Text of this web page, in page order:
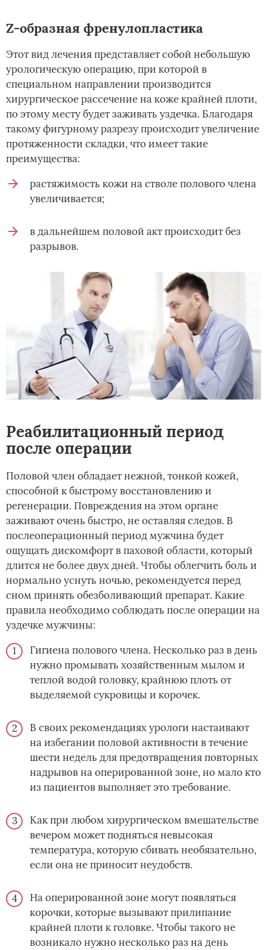
Z-образная френулопластика
Этот вид лечения представляет собой небольшую
урологическую операцию, при которой в
специальном направлении производится
хирургическое рассечение на коже крайней плоти,
по этому месту будет заживать уздечка. Благодаря
такому фигурному разрезу происходит увеличение
протяженности складки, что имеет такие
преимущества:
растяжимость кожи на стволе полового члена
увеличивается;
в дальнейшем половой акт происходит без
разрывов.
Реабилитационный период
после операции
Половой член обладает нежной, тонкой кожей,
способной к быстрому восстановлению и
регенерации. Повреждения на этом органе
заживают очень быстро, не оставляя следов. В
послеоперационный период мужчина будет
ощущать дискомфорт в паховой области, который
длится не более двух дней. Чтобы облегчить боль и
нормально уснуть ночью, рекомендуется перед
сном принять обезболивающий препарат. Какие
правила необходимо соблюдать после операции на
уздечке мужчины:
Гигиена полового члена. Несколько раз в день
нужно промывать хозяйственным мылом и
теплой водой головку, крайнюю плоть от
выделяемой сукровицы и корочек.
В своих рекомендациях урологи настаивают
на избегании половой активности в течение
шести недель для предотвращения повторных
надрывов на оперированной зоне, но мало кто
из пациентов выполняет это требование.
Как при любом хирургическом вмешательстве
вечером может подняться невысокая
температура, которую сбивать необязательно,
если она не приносит неудобств.
На оперированной зоне могут появляться
корочки, которые вызывают прилипание
крайней плоти к головке. Чтобы такого не
возникало нужно несколько раз на день